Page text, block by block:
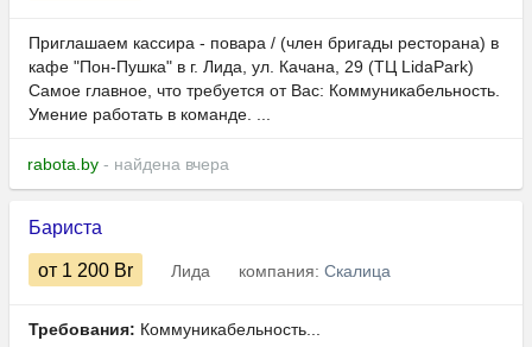
Приглашаем кассира - повара / (член бригады ресторана) в
кафе "Пон-Пушка" в г. Лида, ул. Качана, 29 (ТЦ LidaPark)
Самое главное, что требуется от Вас: Коммуникабельность.
Умение работать в команде. ...
rabota.by - найдена вчера
Бариста
от 1 200 Br Лида компания: Скалица
Требования: Коммуникабельность...